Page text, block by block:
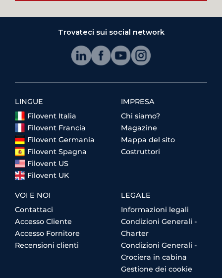
Trovateci sui social network
LINGUE
Filovent Italia
Filovent Francia
Filovent Germania
Filovent Spagna
Filovent US
Filovent UK
IMPRESA
Chi siamo?
Magazine
Mappa del sito
Costruttori
VOI E NOI
Contattaci
Accesso Cliente
Accesso Fornitore
Recensioni clienti
LEGALE
Informazioni legali
Condizioni Generali -
Charter
Condizioni Generali -
Crociera in cabina
Gestione dei cookie